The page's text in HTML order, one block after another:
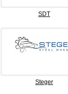
SDT
Steger